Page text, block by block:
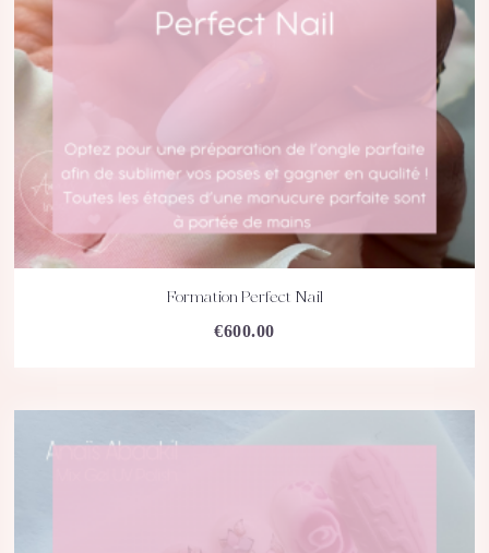
Formation Perfect Nail
€600.00